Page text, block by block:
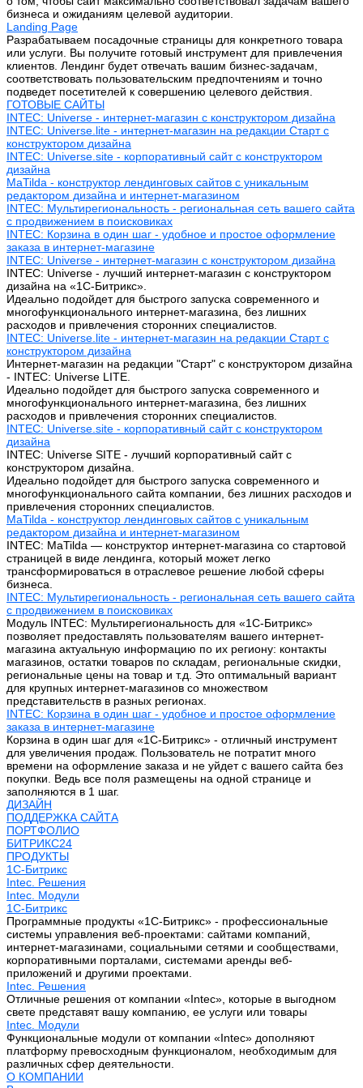
бизнеса и ожиданиям целевой аудитории.
Landing Page
Разрабатываем посадочные страницы для конкретного товара
или услуги. Вы получите готовый инструмент для привлечения
клиентов. Лендинг будет отвечать вашим бизнес-задачам,
соответствовать пользовательским предпочтениям и точно
подведет посетителей к совершению целевого действия.
ГОТОВЫЕ САЙТЫ
INTEC: Universe - интернет-магазин с конструктором дизайна
INTEC: Universe.lite - интернет-магазин на редакции Старт с
конструктором дизайна
INTEC: Universe.site - корпоративный сайт с конструктором
дизайна
MaTilda - конструктор лендинговых сайтов с уникальным
редактором дизайна и интернет-магазином
INTEC: Мультирегиональность - региональная сеть вашего сайта
с продвижением в поисковиках
INTEC: Корзина в один шаг - удобное и простое оформление
заказа в интернет-магазине
INTEC: Universe - интернет-магазин с конструктором дизайна
INTEC: Universe - лучший интернет-магазин с конструктором
дизайна на «1C-Битрикс».
Идеально подойдет для быстрого запуска современного и
многофункционального интернет-магазина, без лишних
расходов и привлечения сторонних специалистов.
INTEC: Universe.lite - интернет-магазин на редакции Старт с
конструктором дизайна
Интернет-магазин на редакции "Старт" с конструктором дизайна
- INTEC: Universe LITE.
Идеально подойдет для быстрого запуска современного и
многофункционального интернет-магазина, без лишних
расходов и привлечения сторонних специалистов.
INTEC: Universe.site - корпоративный сайт с конструктором
дизайна
INTEC: Universe SITE - лучший корпоративный сайт с
конструктором дизайна.
Идеально подойдет для быстрого запуска современного и
многофункционального сайта компании, без лишних расходов и
привлечения сторонних специалистов.
MaTilda - конструктор лендинговых сайтов с уникальным
редактором дизайна и интернет-магазином
INTEC: MaTilda — конструктор интернет-магазина со стартовой
страницей в виде лендинга, который может легко
трансформироваться в отраслевое решение любой сферы
бизнеса.
INTEC: Мультирегиональность - региональная сеть вашего сайта
с продвижением в поисковиках
Модуль INTEC: Мультирегиональность для «1С-Битрикс»
позволяет предоставлять пользователям вашего интернет-
магазина актуальную информацию по их региону: контакты
магазинов, остатки товаров по складам, региональные скидки,
региональные цены на товар и т.д. Это оптимальный вариант
для крупных интернет-магазинов со множеством
представительств в разных регионах.
INTEC: Корзина в один шаг - удобное и простое оформление
заказа в интернет-магазине
Корзина в один шаг для «1С-Битрикс» - отличный инструмент
для увеличения продаж. Пользователь не потратит много
времени на оформление заказа и не уйдет с вашего сайта без
покупки. Ведь все поля размещены на одной странице и
заполняются в 1 шаг.
ДИЗАЙН
ПОДДЕРЖКА САЙТА
ПОРТФОЛИО
БИТРИКС24
ПРОДУКТЫ
1С-Битрикс
Intec. Решения
Intec. Модули
1С-Битрикс
Программные продукты «1С-Битрикс» - профессиональные
системы управления веб-проектами: сайтами компаний,
интернет-магазинами, социальными сетями и сообществами,
корпоративными порталами, системами аренды веб-
приложений и другими проектами.
Intec. Решения
Отличные решения от компании «Intec», которые в выгодном
свете представят вашу компанию, ее услуги или товары
Intec. Модули
Функциональные модули от компании «Intec» дополняют
платформу превосходным функционалом, необходимым для
различных сфер деятельности.
О КОМПАНИИ